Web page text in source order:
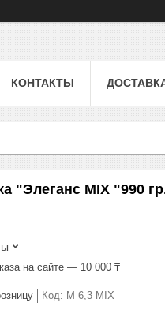
КОНТАКТЫ
"Элеганс MIX "990
на сайте — 10 000 ₸
Код: М 6,3 MIX